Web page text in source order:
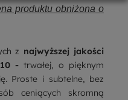
produktu obniżona o
z najwyższej jakości
- trwałej, o pięknym
Proste i subtelne, bez
ceniących skromną